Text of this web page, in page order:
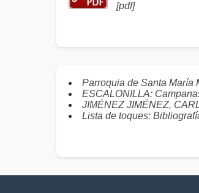
[pdf]
Parroquia de Santa María
ESCALONILLA:
JIMÉNEZ JIMÉNEZ,
Lista de toques: